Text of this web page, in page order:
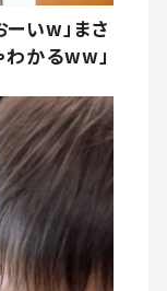
いw」まさ
わかるww」